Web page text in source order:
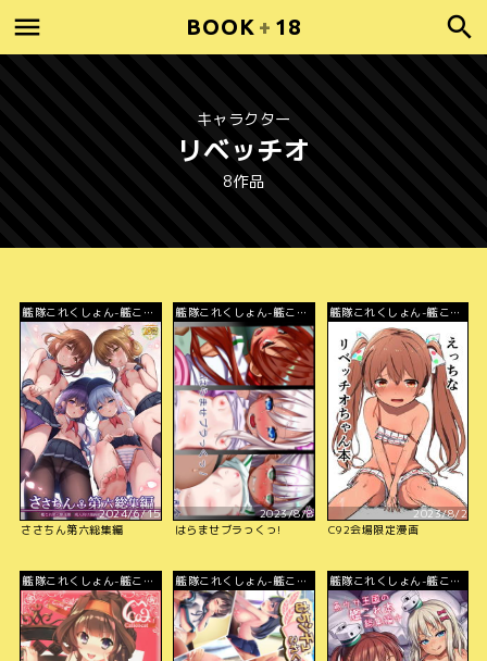
BOOK + 18
キャラクター
リベッチオ
8作品
艦隊これくしょん-艦こ
れ-
2024/6/15
ささちん第六総集編
艦隊これくしょん-艦こ
れ-
2023/8/8
はらませブラっくっ!
艦隊これくしょん-艦こ
2023/8/2
C92会場限定漫画
艦隊これくしょん-艦こ
れ-
艦隊これくしょん-艦こ
れ-
艦隊これくしょん-艦こ
れ-